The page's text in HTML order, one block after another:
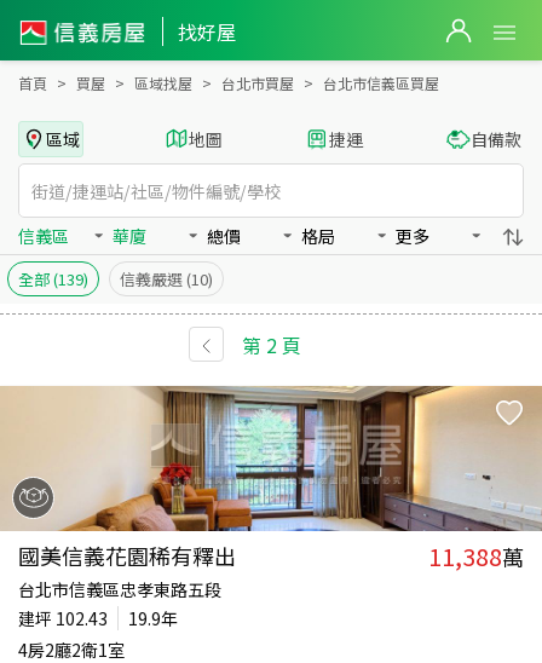
找好屋
台北市信義區買房：華廈房屋物件出售、房價分析
首頁 買屋 區域找屋 台北市買屋 台北市信義區買屋
區域 地圖 捷運 自備款
信義區 華廈 總價 格局 更多
全部(139) 信義嚴選 (10)
第 2頁
國美信義花園稀有釋出 11,388萬
台北市信義區忠孝東路五段
建坪 102.43
19.9年
4房2廳2衛1室